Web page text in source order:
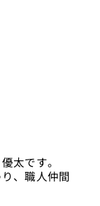
太です。
、職人仲間